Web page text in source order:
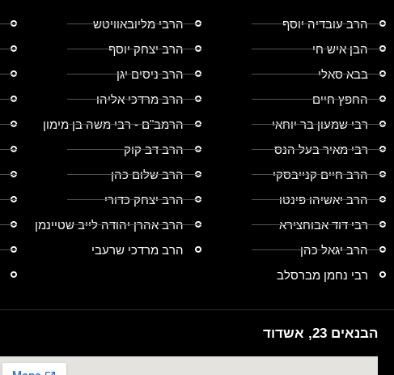
הרב עובדיה יוסף
הבן איש חי
בבא סאלי
החפץ חיים
רבי שמעון בר יוחאי
רבי מאיר בעל הנס
הרב חיים קנייבסקי
הרב יאשיהו פינטו
רבי דוד אבוחצירא
הרב יגאל כהן
רבי נחמן מברסלב
הרבי מליובאוויטש
הרב יצחק יוסף
הרב ניסים יגן
הרב מרדכי אליהו
הרמב"ם - רבי משה בן מימון
הרב דב קוק
הרב שלום כהן
הרב יצחק כדורי
הרב אהרן יהודה לייב שטיינמן
הרב מרדכי שרעבי
הבנאים 23, אשדוד